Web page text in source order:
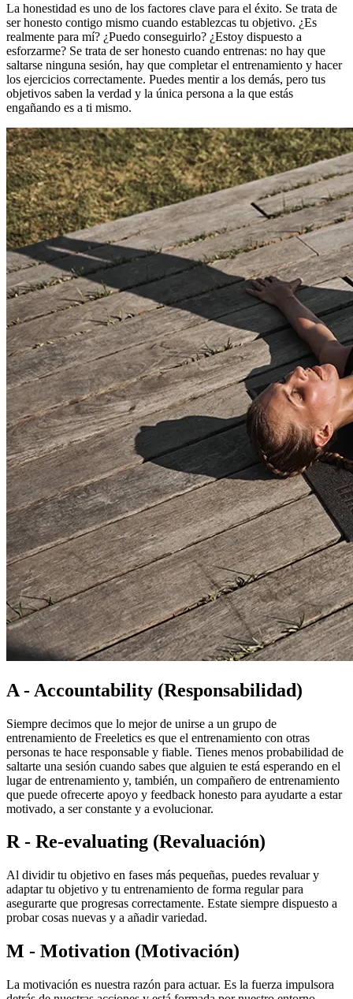
La honestidad es uno de los factores clave para el éxito. Se trata de
ser honesto contigo mismo cuando establezcas tu objetivo. ¿Es
realmente para mí? ¿Puedo conseguirlo? ¿Estoy dispuesto a
esforzarme? Se trata de ser honesto cuando entrenas: no hay que
saltarse ninguna sesión, hay que completar el entrenamiento y hacer
los ejercicios correctamente. Puedes mentir a los demás, pero tus
objetivos saben la verdad y la única persona a la que estás
engañando es a ti mismo.
A - Accountability (Responsabilidad)
Siempre decimos que lo mejor de unirse a un grupo de
entrenamiento de Freeletics es que el entrenamiento con otras
personas te hace responsable y fiable. Tienes menos probabilidad de
saltarte una sesión cuando sabes que alguien te está esperando en el
lugar de entrenamiento y, también, un compañero de entrenamiento
que puede ofrecerte apoyo y feedback honesto para ayudarte a estar
motivado, a ser constante y a evolucionar.
R - Re-evaluating (Revaluación)
Al dividir tu objetivo en fases más pequeñas, puedes revaluar y
adaptar tu objetivo y tu entrenamiento de forma regular para
asegurarte que progresas correctamente. Estate siempre dispuesto a
probar cosas nuevas y a añadir variedad.
M - Motivation (Motivación)
La motivación es nuestra razón para actuar. Es la fuerza impulsora